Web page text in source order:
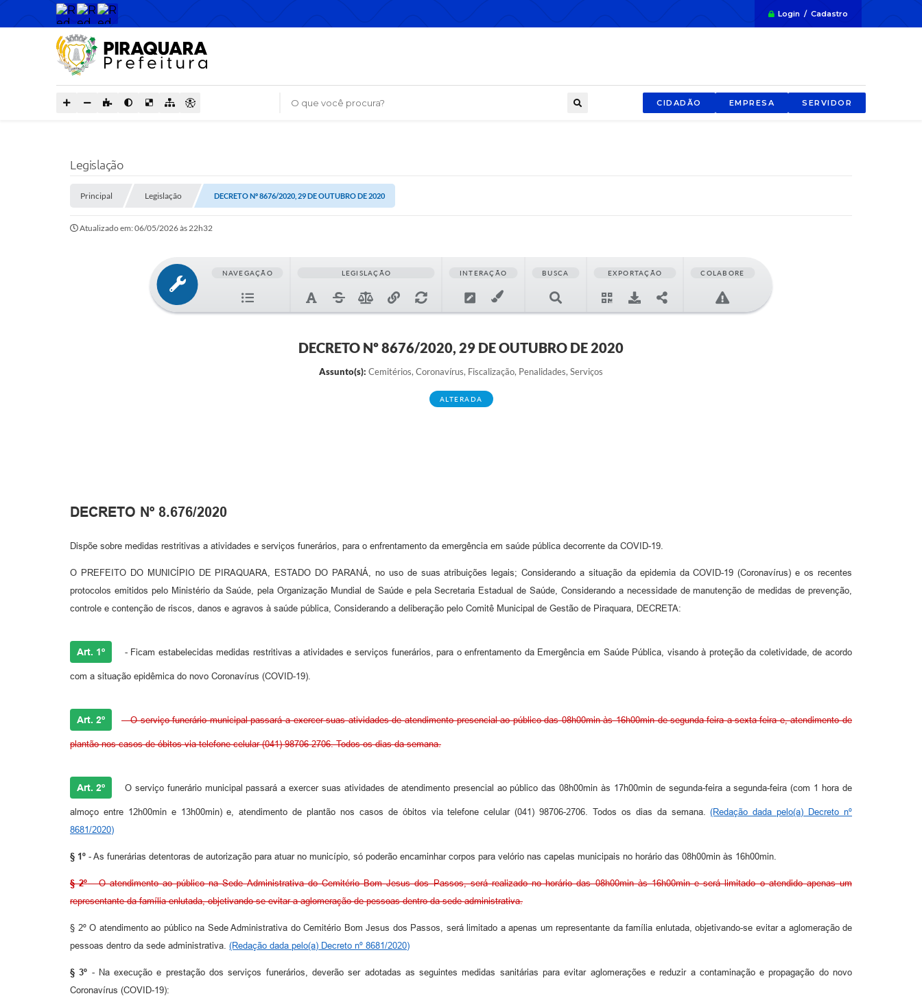
Login / Cadastro
O que você procura? CIDADÃO EMPRESA SERVIDOR
Legislação
Principal Legislação DECRETO Nº 8676/2020, 29 DE OUTUBRO DE 2020
Atualizado em: 06/05/2026 às 22h32
NAVEGAÇÃO LEGISLAÇÃO INTERAÇÃO BUSCA EXPORTAÇÃO COLABORE
DECRETO Nº 8676/2020, 29 DE OUTUBRO DE 2020
Assunto(s): Cemitérios, Coronavírus, Fiscalização, Penalidades, Serviços
ALTERADA
DECRETO Nº 8.676/2020
Dispõe sobre medidas restritivas a atividades e serviços funerários, para o enfrentamento da emergência em saúde pública decorrente da COVID-19.
O PREFEITO DO MUNICÍPIO DE PIRAQUARA, ESTADO DO PARANÁ, no uso de suas atribuições legais; Considerando a situação da epidemia da COVID-19 (Coronavírus) e os recentes
protocolos emitidos pelo Ministério da Saúde, pela Organização Mundial de Saúde e pela Secretaria Estadual de Saúde, Considerando a necessidade de manutenção de medidas de prevenção,
controle e contenção de riscos, danos e agravos à saúde pública, Considerando a deliberação pelo Comitê Municipal de Gestão de Piraquara, DECRETA:
Art. 1º - Ficam estabelecidas medidas restritivas a atividades e serviços funerários, para o enfrentamento da Emergência em Saúde Pública, visando à proteção da coletividade, de acordo
com a situação epidêmica do novo Coronavírus (COVID-19).
Art. 2º - O serviço funerário municipal passará a exercer suas atividades de atendimento presencial ao público das 08h00min às 16h00min de segunda-feira a sexta-feira e, atendimento de
plantão nos casos de óbitos via telefone celular (041) 98706-2706. Todos os dias da semana.
Art. 2º O serviço funerário municipal passará a exercer suas atividades de atendimento presencial ao público das 08h00min às 17h00min de segunda-feira a segunda-feira (com 1 hora de
almoço entre 12h00min e 13h00min) e, atendimento de plantão nos casos de óbitos via telefone celular (041) 98706-2706. Todos os dias da semana.(Redação dada pelo(a) Decreto nº
8681/2020)
§ 1º - As funerárias detentoras de autorização para atuar no município, só poderão encaminhar corpos para velório nas capelas municipais no horário das 08h00min às 16h00min.
§ 2º- O atendimento ao público na Sede Administrativa do Cemitério Bom Jesus dos Passos, será realizado no horário das 08h00min às 16h00min e será limitado o atendido apenas um
representante da família enlutada, objetivando-se evitar a aglomeração de pessoas dentro da sede administrativa.
§ 2º O atendimento ao público na Sede Administrativa do Cemitério Bom Jesus dos Passos, será limitado a apenas um representante da família enlutada, objetivando-se evitar a aglomeração de
pessoas dentro da sede administrativa. (Redação dada pelo(a) Decreto nº 8681/2020)
§ 3º - Na execução e prestação dos serviços funerários, deverão ser adotadas as seguintes medidas sanitárias para evitar aglomerações e reduzir a contaminação e propagação do novo
Coronavírus (COVID-19):